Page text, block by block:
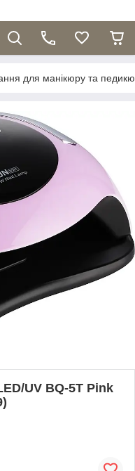
для манікюру та
UV BQ-5T Pink